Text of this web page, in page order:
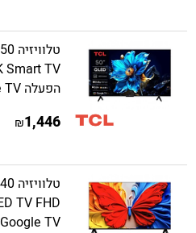
הפעלה Google TV – משלוח חינם
1,446
₪
Google TV – משלוח חינם